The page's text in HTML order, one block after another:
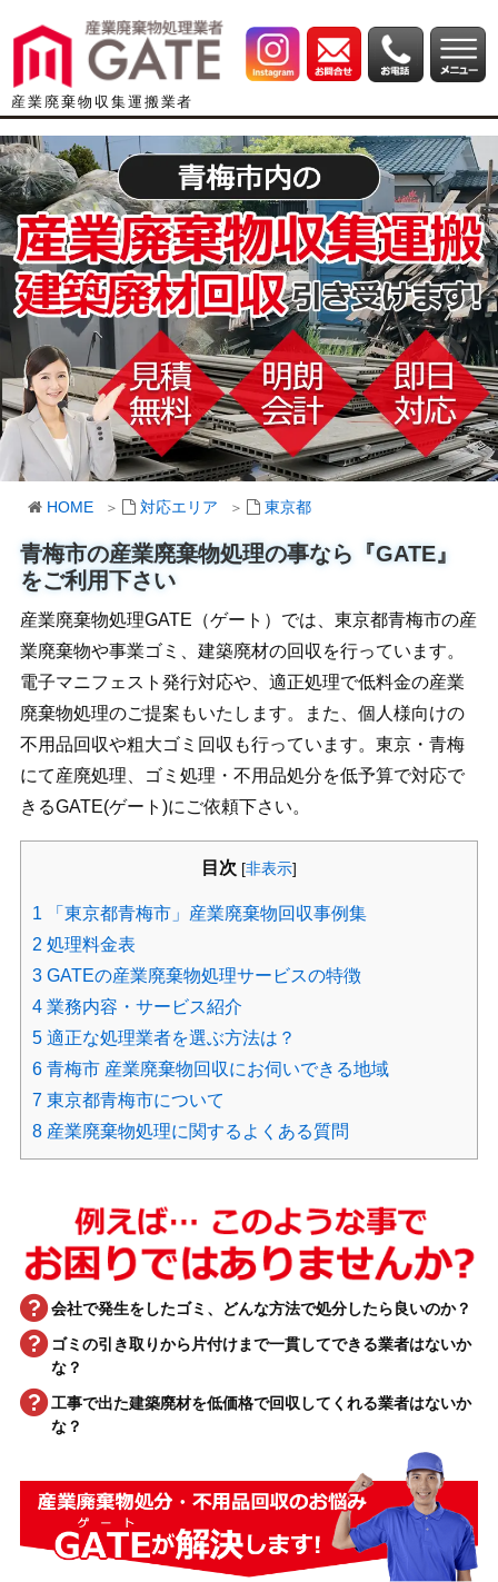
産業廃棄物収集運搬業者
HOME 対応エリア 東京都
青梅市の産業廃棄物処理の事なら『GATE』
をご利用下さい
産業廃棄物処理GATE（ゲート）では、東京都青梅市の産
業廃棄物や事業ゴミ、建築廃材の回収を行っています。
電子マニフェスト発行対応や、適正処理で低料金の産業
廃棄物処理のご提案もいたします。また、個人様向けの
不用品回収や粗大ゴミ回収も行っています。東京・青梅
にて産廃処理、ゴミ処理・不用品処分を低予算で対応で
きるGATE(ゲート)にご依頼下さい。
目次 [非表示]
1 「東京都青梅市」産業廃棄物回収事例集
2 処理料金表
3 GATEの産業廃棄物処理サービスの特徴
4 業務内容・サービス紹介
5 適正な処理業者を選ぶ方法は？
6 青梅市 産業廃棄物回収にお伺いできる地域
7 東京都青梅市について
8 産業廃棄物処理に関するよくある質問
会社で発生をしたゴミ、どんな方法で処分したら良いのか？
ゴミの引き取りから片付けまで一貫してできる業者はないか
な？
工事で出た建築廃材を低価格で回収してくれる業者はないか
な？